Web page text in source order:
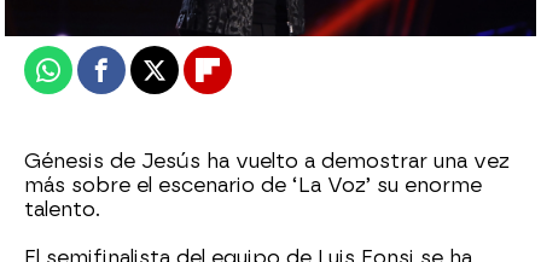
Publicado:09 de diciembre de 2022, 23:18
WhatsappFacebook
X Flipboard
Génesis de Jesús ha vuelto a demostrar una vez
más sobre el escenario de ‘La Voz’ su enorme
talento.